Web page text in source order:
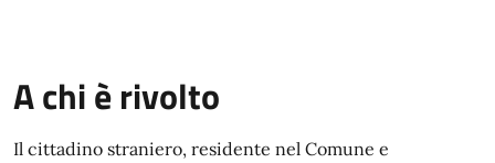
A chi è rivolto
Il cittadino straniero, residente nel Comune e